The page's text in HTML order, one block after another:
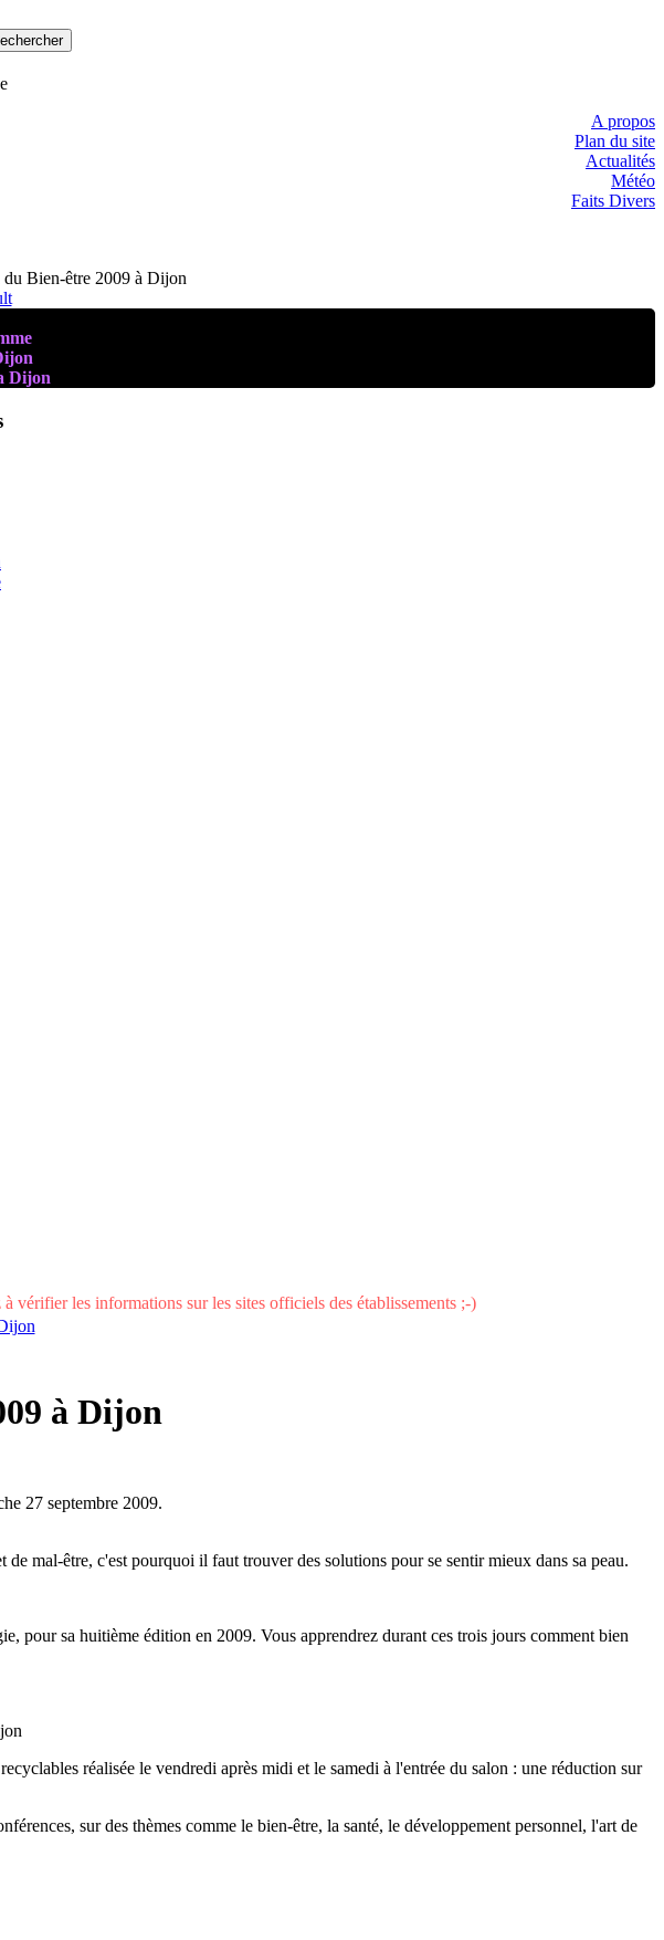
A propos
Plan du site
Actualités
Météo
Faits Divers
du Bien-être 2009 à Dijon
vérifier les informations sur les sites officiels des établissements ;-)
à Dijon
27 septembre 2009.
mal-être, c'est pourquoi il faut trouver des solutions pour se sentir mieux dans sa peau.
pour sa huitième édition en 2009. Vous apprendrez durant ces trois jours comment bien
réalisée le vendredi après midi et le samedi à l'entrée du salon : une réduction sur
sur des thèmes comme le bien-être, la santé, le développement personnel, l'art de